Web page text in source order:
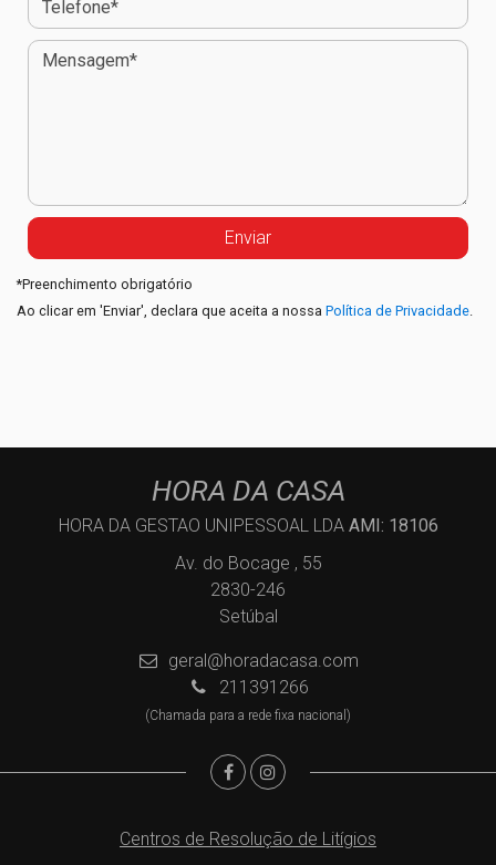
*Preenchimento obrigatório
Ao clicar em 'Enviar', declara que aceita a nossa Política de Privacidade
HORA DA CASA
HORA DA GESTAO UNIPESSOAL LDA AMI: 18106
Av. do Bocage , 55
2830-246
Setúbal
geral@horadacasa.com
211391266
(Chamada para a rede fixa nacional)
Centros de Resolução de Litígios